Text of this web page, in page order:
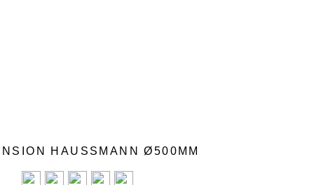
HAUSSMANN Ø500MM